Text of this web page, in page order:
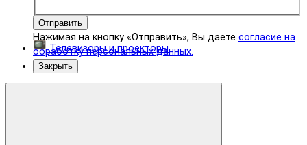
Отправить
Нажимая на кнопку «Отправить», Вы даете согласие на
обработку персональных данных.
Закрыть
Телевизоры и проекторы